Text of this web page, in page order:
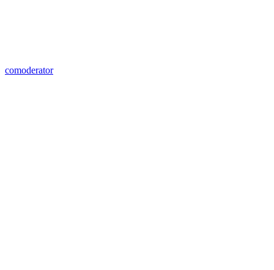
comoderator